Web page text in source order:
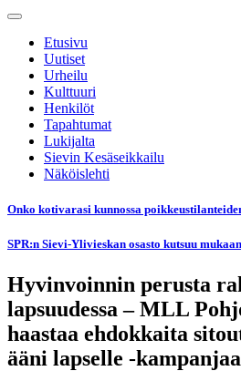
Etusivu
Uutiset
Urheilu
Kulttuuri
Henkilöt
Tapahtumat
Lukijalta
Sievin Kesäseikkailu
Näköislehti
Onko kotivarasi kunnossa
SPR:n Sievi-Ylivieskan osasto kutsuu
Hyvinvoinnin perusta
lapsuudessa – MLL
haastaa ehdokkaita
ääni lapselle -